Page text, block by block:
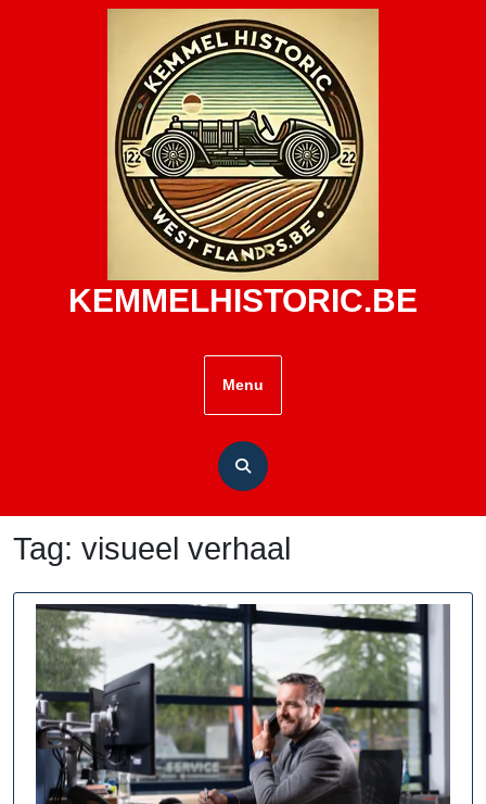
KEMMELHISTORIC.BE
Menu
Tag: visueel verhaal